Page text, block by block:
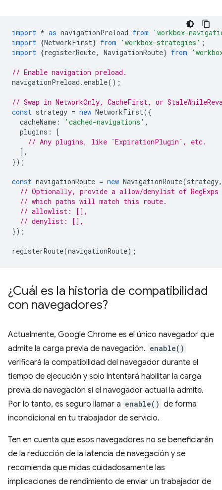
import * as navigationPreload from
'workbox-
import {NetworkFirst} from 'workbox-strategies' ;
import {registerRoute, NavigationRoute} from
// Enable navigation preload.
navigationPreload . enable();
// Swap in NetworkOnly, CacheFirst, or
const strategy = new NetworkFirst({
cacheName : 'cached-navigations' ,
plugins :
[
// Any plugins, like `ExpirationPlugin`, etc.
],
});
const navigationRoute = new NavigationRoute(strategy,
// Optionally, provide a allow/denylist of RegExps
// which paths will match this route.
// allowlist: [],
// denylist: [],
});
registerRoute(navigationRoute);
¿Cuál es la historia de compatibilidad
con navegadores?
Actualmente, Google Chrome es el único navegador que
admite la carga previa de navegación. enable()
verificará la compatibilidad del navegador durante el
tiempo de ejecución y solo intentará habilitar la carga
previa de navegación si el navegador actual la admite.
Por lo tanto, es seguro llamar a enable() de forma
incondicional en tu trabajador de servicio.
Ten en cuenta que esos navegadores no se beneficiarán
de la reducción de la latencia de navegación y se
recomienda que midas cuidadosamente las
implicaciones de rendimiento de enviar un trabajador de